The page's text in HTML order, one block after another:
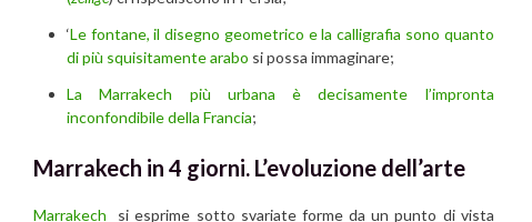
‘Le fontane, il disegno geometrico e la calligrafia sono quanto
di più squisitamente arabo si possa immaginare;
La Marrakech più urbana è decisamente l’impronta
inconfondibile della Francia;
Marrakech in 4 giorni. L’evoluzione dell’arte
Marrakech si esprime sotto svariate forme da un punto di vista